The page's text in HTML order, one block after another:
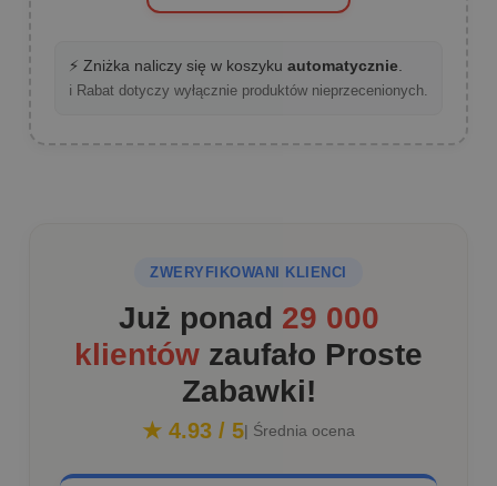
⚡ Zniżka naliczy się w koszyku automatycznie
ℹ️ Rabat dotyczy wyłącznie produktów nieprzecenionych.
ZWERYFIKOWANI KLIENCI
Już ponad 29 000
klientów zaufało Proste
Zabawki!
★ 4.93 / 5| Średnia ocena